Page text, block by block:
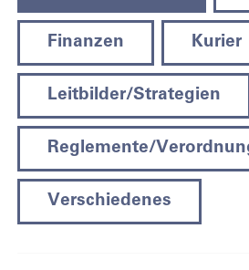
Finanzen Kurier
Leitbilder/Strategien
Reglemente/
Verschiedenes